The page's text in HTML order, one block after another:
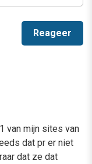
van mijn sites van
dat pr er niet
dat ze dat